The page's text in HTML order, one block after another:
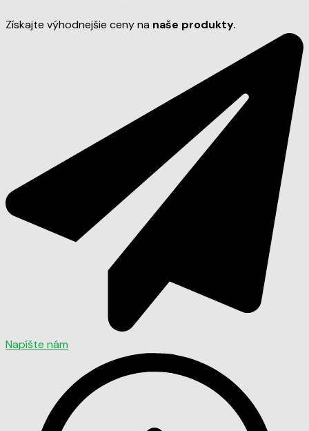
Získajte výhodnejšie ceny na naše produkty.
Napíšte nám